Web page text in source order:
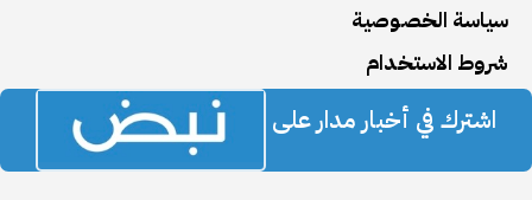
سياسة الخصوصية
شروط الاستخدام
اشترك في أخبار مدار على